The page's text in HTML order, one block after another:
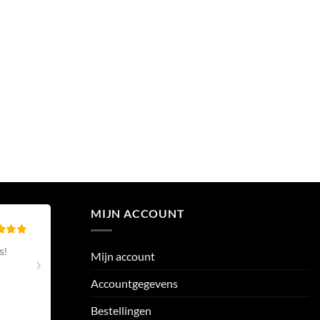
MIJN ACCOUNT
Mijn account
Accountgegevens
Bestellingen